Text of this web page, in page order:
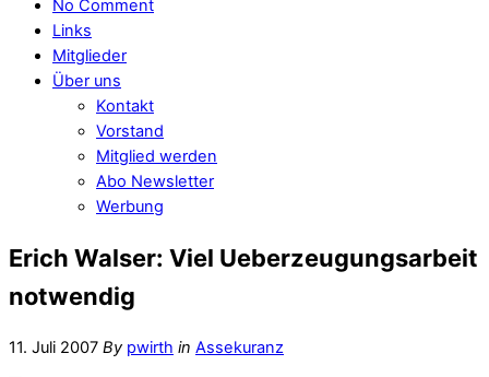
No Comment
Links
Mitglieder
Über uns
Kontakt
Vorstand
Mitglied werden
Abo Newsletter
Werbung
Erich Walser: Viel Ueberzeugungsarbeit
notwendig
11. Juli 2007 By pwirth in Assekuranz